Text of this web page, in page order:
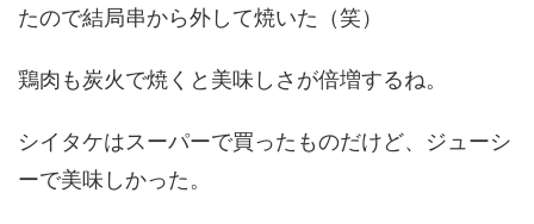
たので結局串から外して焼いた（笑）
鶏肉も炭火で焼くと美味しさが倍増するね。
シイタケはスーパーで買ったものだけど、ジューシ
ーで美味しかった。